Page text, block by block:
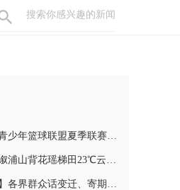
篮球联盟夏季联赛在溆浦开幕
背花瑶梯田23℃云海秘境引客来
话变迁、寄期盼 静待溆浦发展新蓝图